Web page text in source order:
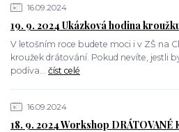
16.09.2024
19. 9. 2024 Ukázková hodina
V letošním roce budete moci i v ZŠ na
kroužek drátování. Pokud nevíte, jestli
podíva... číst celé
16.09.2024
18. 9. 2024 Workshop DRÁTOVANÉ